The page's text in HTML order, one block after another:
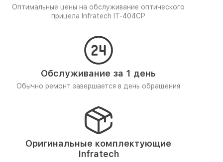
Оптимальные цены на обслуживание оптического
прицела Infratech IT-404CP
Обслуживание за 1 день
Обычно ремонт завершается в день обращения
Оригинальные комплектующие
Infratech